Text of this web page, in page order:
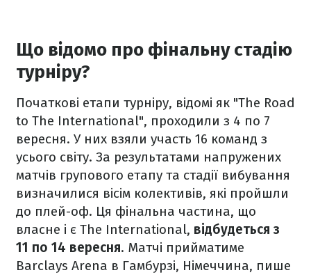
Що відомо про фінальну стадію
турніру?
Початкові етапи турніру, відомі як "The Road
to The International", проходили з 4 по 7
вересня. У них взяли участь 16 команд з
усього світу. За результатами напружених
матчів групового етапу та стадії вибування
визначилися вісім колективів, які пройшли
до плей-оф. Ця фінальна частина, що
власне і є The International, відбудеться з
11 по 14 вересня. Матчі прийматиме
Barclays Arena в Гамбурзі, Німеччина, пише